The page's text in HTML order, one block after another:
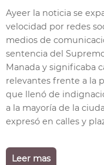
Ayeer la noticia se
velocidad por redes
medios de
sentencia del
Manada y significaba
relevantes frente a la
que llenó de
a la mayoría de la
expresó en calles y
Leer mas